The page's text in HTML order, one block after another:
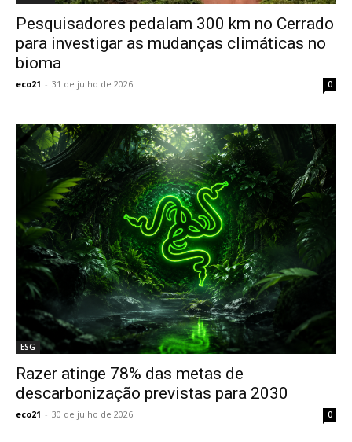
Pesquisadores pedalam 300 km no Cerrado
para investigar as mudanças climáticas no
bioma
eco21 - 31 de julho de 2026 0
ESG
Razer atinge 78% das metas de
descarbonização previstas para 2030
eco21 - 30 de julho de 2026 0